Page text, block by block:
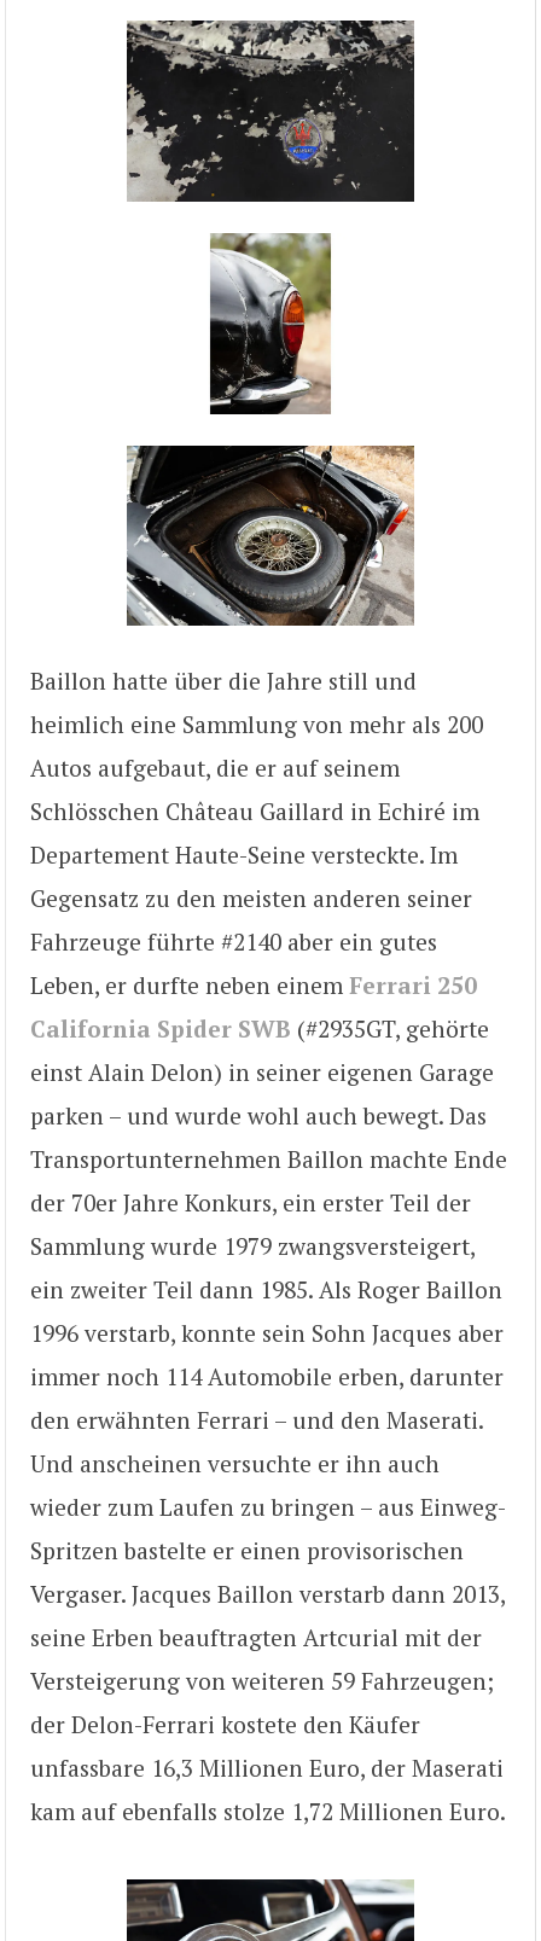
Baillon hatte über die Jahre still und
heimlich eine Sammlung von mehr als 200
Autos aufgebaut, die er auf seinem
Schlösschen Château Gaillard in Echiré im
Departement Haute-Seine versteckte. Im
Gegensatz zu den meisten anderen seiner
Fahrzeuge führte #2140 aber ein gutes
Leben, er durfte neben einem Ferrari 250
California Spider SWB (#2935GT, gehörte
einst Alain Delon) in seiner eigenen Garage
parken – und wurde wohl auch bewegt. Das
Transportunternehmen Baillon machte Ende
der 70er Jahre Konkurs, ein erster Teil der
Sammlung wurde 1979 zwangsversteigert,
ein zweiter Teil dann 1985. Als Roger Baillon
1996 verstarb, konnte sein Sohn Jacques aber
immer noch 114 Automobile erben, darunter
den erwähnten Ferrari – und den Maserati.
Und anscheinen versuchte er ihn auch
wieder zum Laufen zu bringen – aus Einweg-
Spritzen bastelte er einen provisorischen
Vergaser. Jacques Baillon verstarb dann 2013,
seine Erben beauftragten Artcurial mit der
Versteigerung von weiteren 59 Fahrzeugen;
der Delon-Ferrari kostete den Käufer
unfassbare 16,3 Millionen Euro, der Maserati
kam auf ebenfalls stolze 1,72 Millionen Euro.